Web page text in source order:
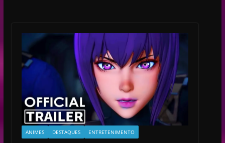
ANIMES DESTAQUES ENTRETENIMENTO